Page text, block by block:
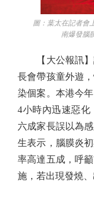
圖：葉太在記者會上
南爆發腦
【大公報訊】
長會帶孩童外遊
染個案。本港今
4小時內迅速惡化
六成家長誤以為
生表示，腦膜炎
率高達五成，呼
施，若出現發燒